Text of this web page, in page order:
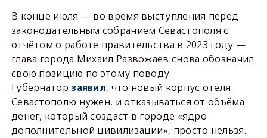
В конце июля — во время выступления перед
законодательным собранием Севастополя с
отчётом о работе правительства в 2023 году —
глава города Михаил Развожаев снова обозначил
свою позицию по этому поводу.
Губернатор заявил, что новый корпус отеля
Севастополю нужен, и отказываться от объёма
денег, который создаст в городе «ядро
дополнительной цивилизации», просто нельзя.